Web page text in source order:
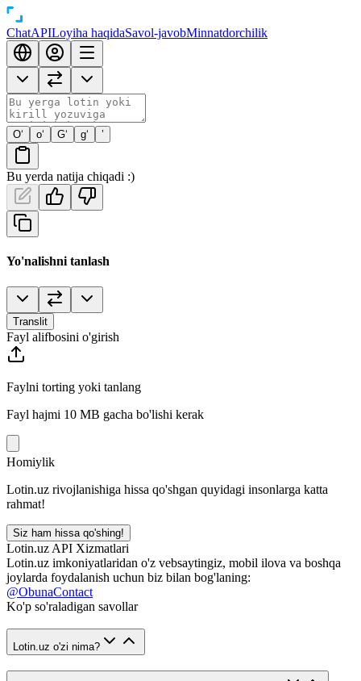
ChatAPILoyiha haqidaSavol-javobMinnatdorchilik
O‘ o‘ G‘ g‘ ’
Bu yerda natija chiqadi :)
Yo'nalishni tanlash
Translit
Fayl alifbosini o'girish
Faylni torting yoki tanlang
Fayl hajmi 10 MB gacha bo'lishi kerak
Homiylik
Lotin.uz rivojlanishiga hissa qo'shgan quyidagi insonlarga katta
rahmat!
Siz ham hissa qo'shing!
Lotin.uz API Xizmatlari
Lotin.uz imkoniyatlaridan o'z vebsaytingiz, mobil ilova va boshqa
joylarda foydalanish uchun biz bilan bog'laning:
@ObunaContact
Ko'p so'raladigan savollar
Lotin.uz o'zi nima?